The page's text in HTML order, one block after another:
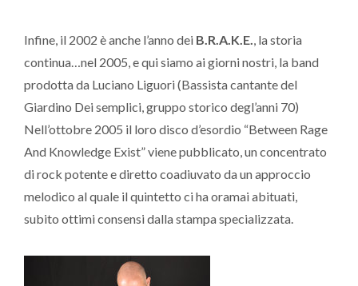
Infine, il 2002 è anche l’anno dei B.R.A.K.E. , la storia
continua…nel 2005, e qui siamo ai giorni nostri, la band
prodotta da Luciano Liguori (Bassista cantante del
Giardino Dei semplici, gruppo storico degl’anni 70)
Nell’ottobre 2005 il loro disco d’esordio “Between Rage
And Knowledge Exist” viene pubblicato, un concentrato
di rock potente e diretto coadiuvato da un approccio
melodico al quale il quintetto ci ha oramai abituati,
subito ottimi consensi dalla stampa specializzata.